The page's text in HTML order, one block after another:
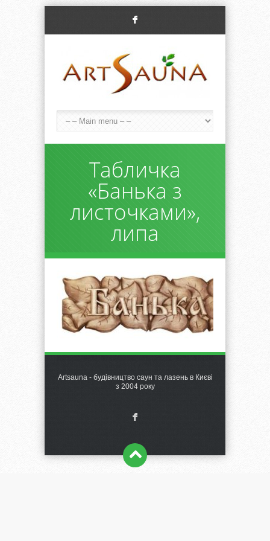
F
Табличка
«Банька з
листочками»,
липа
Artsauna - будівництво саун та лазень в Києві
з 2004 року
F